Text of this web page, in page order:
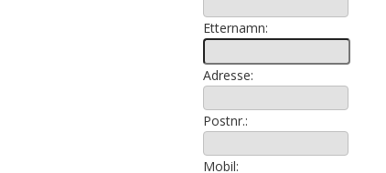
Etternamn:
Adresse:
Postnr.:
Mobil: